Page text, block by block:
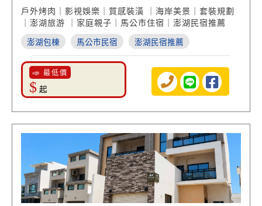
製化套裝】
戶外烤肉｜影視娛樂｜質感裝潢 ｜海岸美景｜套裝規劃
｜澎湖旅游 ｜家庭親子｜馬公市住宿｜澎湖民宿推薦
澎湖包棟 馬公市民宿 澎湖民宿推薦
📣 最低價
$ 起